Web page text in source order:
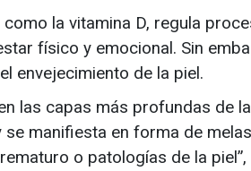
la vitamina D, regula
físico y emocional. Sin
envejecimiento de la piel.
las capas más profundas de
manifiesta en forma de
o patologías de la piel”,